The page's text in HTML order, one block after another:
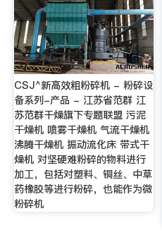
CSJ^新高效粗粉碎机 - 粉碎设
备系列-产品 - 江苏省范群 江
苏范群干燥旗下专题联盟 污泥
干燥机 喷雾干燥机 气流干燥机
沸腾干燥机 振动流化床 带式干
燥机 对坚硬难粉碎的物料进行
加工，包括对塑料、铜丝、中草
药橡胶等进行粉碎，也能作为微
粉碎机